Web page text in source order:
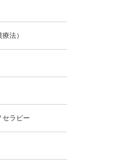
法）
セラピー